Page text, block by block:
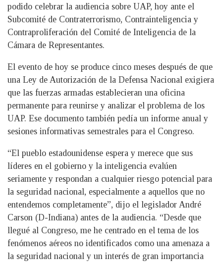
podido celebrar la audiencia sobre UAP, hoy ante el
Subcomité de Contraterrorismo, Contrainteligencia y
Contraproliferación del Comité de Inteligencia de la
Cámara de Representantes.
El evento de hoy se produce cinco meses después de que
una Ley de Autorización de la Defensa Nacional exigiera
que las fuerzas armadas establecieran una oficina
permanente para reunirse y analizar el problema de los
UAP. Ese documento también pedía un informe anual y
sesiones informativas semestrales para el Congreso.
“El pueblo estadounidense espera y merece que sus
líderes en el gobierno y la inteligencia evalúen
seriamente y respondan a cualquier riesgo potencial para
la seguridad nacional, especialmente a aquellos que no
entendemos completamente”, dijo el legislador André
Carson (D-Indiana) antes de la audiencia. “Desde que
llegué al Congreso, me he centrado en el tema de los
fenómenos aéreos no identificados como una amenaza a
la seguridad nacional y un interés de gran importancia